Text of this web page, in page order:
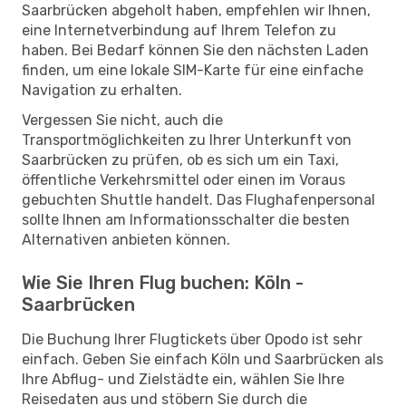
Saarbrücken abgeholt haben, empfehlen wir Ihnen,
eine Internetverbindung auf Ihrem Telefon zu
haben. Bei Bedarf können Sie den nächsten Laden
finden, um eine lokale SIM-Karte für eine einfache
Navigation zu erhalten.
Vergessen Sie nicht, auch die
Transportmöglichkeiten zu Ihrer Unterkunft von
Saarbrücken zu prüfen, ob es sich um ein Taxi,
öffentliche Verkehrsmittel oder einen im Voraus
gebuchten Shuttle handelt. Das Flughafenpersonal
sollte Ihnen am Informationsschalter die besten
Alternativen anbieten können.
Wie Sie Ihren Flug buchen: Köln -
Saarbrücken
Die Buchung Ihrer Flugtickets über Opodo ist sehr
einfach. Geben Sie einfach Köln und Saarbrücken als
Ihre Abflug- und Zielstädte ein, wählen Sie Ihre
Reisedaten aus und stöbern Sie durch die